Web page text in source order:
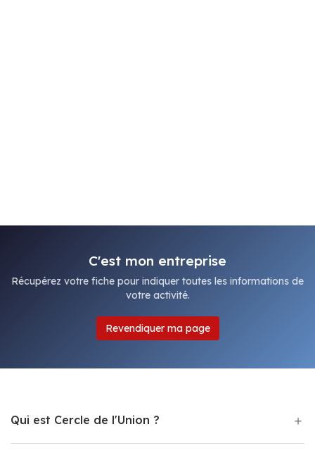
C'est mon entreprise
Récupérez votre fiche pour indiquer toutes les informations de
votre activité.
Revendiquer ma page
Qui est Cercle de l'Union ?